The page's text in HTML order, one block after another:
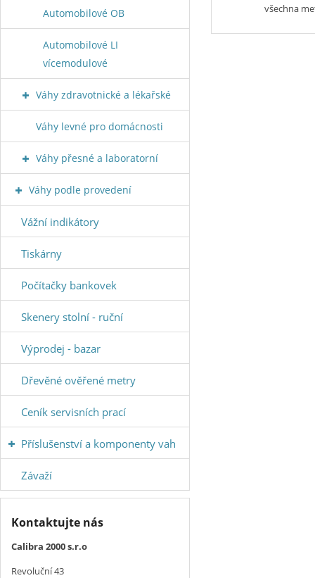
všechna
Automobilové OB
Automobilové LI
vícemodulové
Váhy zdravotnické a lékařské
Váhy levné pro domácnosti
Váhy přesné a laboratorní
Váhy podle provedení
Vážní indikátory
Tiskárny
Počítačky bankovek
Skenery stolní - ruční
Výprodej - bazar
Dřevěné ověřené metry
Ceník servisních prací
Příslušenství a komponenty vah
Závaží
Kontaktujte nás
Calibra 2000 s.r.o
Revoluční 43